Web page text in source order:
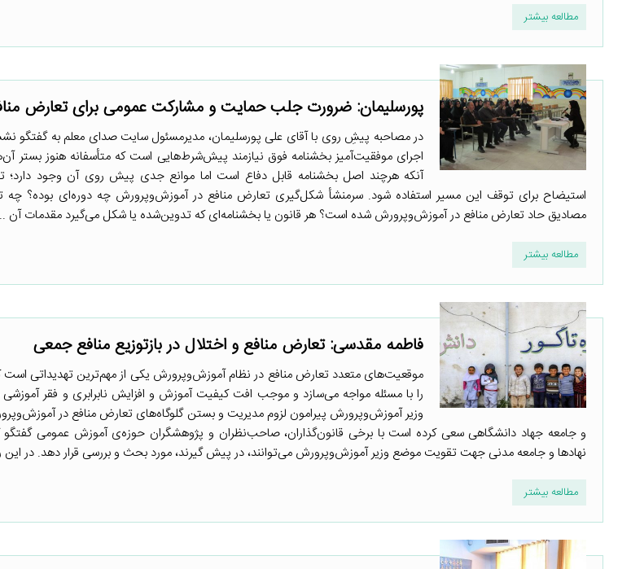
مطالعه بیشتر
پورسلیمان: ضرورت جلب حمایت و مشارکت عمومی برای تعارض
در مصاحبه پیشِ روی با آقای علی پورسلیمان، مدیرمسئول سایت صدای معلم به گفتگو
اجرای موفقیت‌آمیز بخشنامه فوق نیازمند پیش‌شرط‌هایی است که متأسفانه هنوز بستر
آنکه هرچند اصل بخشنامه قابل دفاع است اما موانع جدی پیش روی آن وجود دارد؛
استیضاح برای توقف این مسیر استفاده شود. سرمنشأ شکل‌گیری تعارض منافع در آموزش‌وپرورش چه دوره‌ای بوده؟ چه
مصادیق حاد تعارض منافع در آموزش‌وپرورش شده است؟ هر قانون یا بخشنامه‌ای که تدوین‌شده یا شکل می‌گیرد مقدمات آن
مطالعه بیشتر
فاطمه مقدسی: تعارض منافع و اختلال در بازتوزیع منافع جمعی
موقعیت‌های متعدد تعارض منافع در نظام آموزش‌وپرورش یکی از مهم‌ترین تهدیداتی
را با مسئله مواجه می‌سازد و موجب افت کیفیت آموزش و افزایش نابرابری و فقر
وزیر آموزش‌وپرورش پیرامون لزوم مدیریت و بستن گلوگاه‌های تعارض منافع در
و جامعه جهاد دانشگاهی سعی کرده است با برخی قانون‌گذاران، صاحب‌نظران و پژوهشگران حوزه‌ی آموزش عمومی گفتگو
نهادها و جامعه مدنی جهت تقویت موضع وزیر آموزش‌وپرورش می‌توانند، در پیش گیرند، مورد بحث و بررسی قرار دهد. در این
مطالعه بیشتر